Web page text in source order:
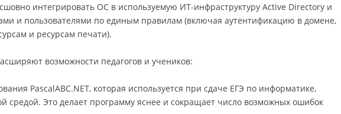
интегрировать ОС в используемую ИТ-инфраструктуру Active Directory и
и пользователями по единым правилам (включая аутентификацию в домене,
и ресурсам печати).
возможности педагогов и учеников:
PascalABC.NET, которая используется при сдаче ЕГЭ по информатике,
средой. Это делает программу яснее и сокращает число возможных ошибок